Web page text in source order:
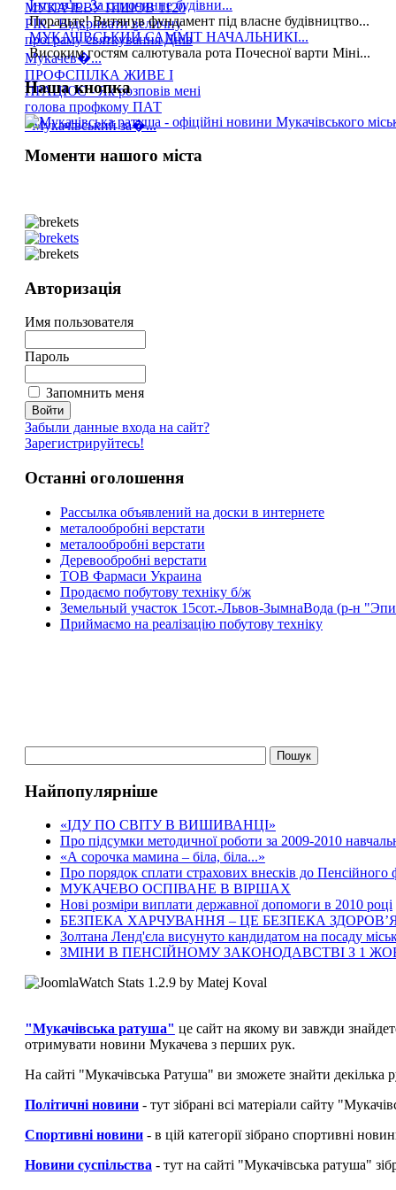
МУКАЧЕВУ ПІШОВ 1120
РІК - Відкривати величну
програму святкування Днів
Мукачев�...
ПРОФСПІЛКА ЖИВЕ І
ПРАЦЮЄ - Як розповів мені
голова профкому ПАТ
«Мукачівський за�...
Інтерв’ю. За самочинне будівни...
Порадьте! Витянув фундамент під власне будівництво...
МУКАЧІВСЬКИЙ САММІТ НАЧАЛЬНИКІ...
Високим гостям салютувала рота Почесної варти Міні...
Наша кнопка
Моменти нашого міста
Авторизація
Имя пользователя
Пароль
Запомнить меня
Забыли данные входа на сайт?
Зарегистрируйтесь!
Останні оголошення
Рассылка объявлений на доски в интернете
металообробні верстати
металообробні верстати
Деревообробні верстати
ТОВ Фармаси Украина
Продаємо побутову техніку б/ж
Земельный участок 15сот.-Львов-ЗымнаВода (р-н
Приймаємо на реалізацію побутову техніку
Найпопулярніше
«ІДУ ПО СВІТУ В ВИШИВАНЦІ»
Про підсумки методичної роботи за 2009-2010
«А сорочка мамина – біла, біла...»
Про порядок сплати страхових внесків до
МУКАЧЕВО ОСПІВАНЕ В ВІРШАХ
Нові розміри виплати державної допомоги в 2010 році
БЕЗПЕКА ХАРЧУВАННЯ – ЦЕ БЕЗПЕКА
Золтана Ленд'єла висунуто кандидатом на посаду
ЗМІНИ В ПЕНСІЙНОМУ ЗАКОНОДАВСТВІ З 1
"Мукачівська ратуша" це сайт на якому ви завжди
отримувати новини Мукачева з перших рук.
На сайті "Мукачівська Ратуша" ви зможете знайти декілька
Політичні новини- тут зібрані всі матеріали сайту
Спортивні новини- в цій категорії зібрано спортивні
Новини суспільства - тут на сайті "Мукачівська ратуша"